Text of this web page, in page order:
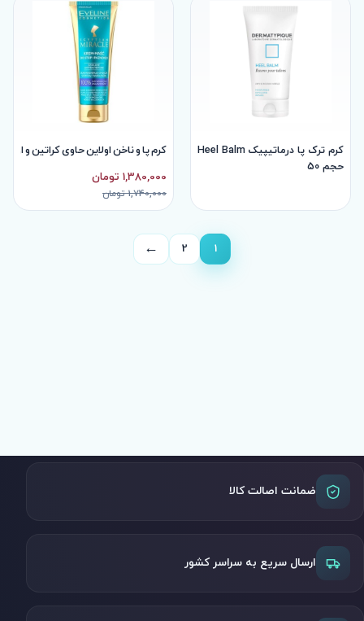
کرم ترک پا درماتیپیک Heel Balm
حجم 50
کرم پا و ناخن اولاین حاوی کراتین و اوره 50میل
1,380,000 تومان
1,740,000 تومان
1
2
←
صفحه
ضمانت اصالت کالا
ارسال سریع به سراسر کشور